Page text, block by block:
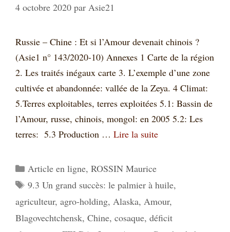
4 octobre 2020 par Asie21
Russie – Chine : Et si l’Amour devenait chinois ?
(Asie1 n° 143/2020-10) Annexes 1 Carte de la région
2. Les traités inégaux carte 3. L’exemple d’une zone
cultivée et abandonnée: vallée de la Zeya. 4 Climat:
5.Terres exploitables, terres exploitées 5.1: Bassin de
l’Amour, russe, chinois, mongol: en 2005 5.2: Les
terres: 5.3 Production … Lire la suite
Catégories
Article en ligne, ROSSIN Maurice
Étiquettes
9.3 Un grand succès: le palmier à huile,
agriculteur, agro-holding, Alaska, Amour,
Blagovechtchensk, Chine, cosaque, déficit